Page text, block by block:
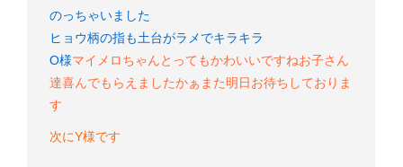
のっちゃいました
ヒョウ柄の指も土台がラメでキラキラ
O様マイメロちゃんとってもかわいいですねお子さん
達喜んでもらえましたかぁ また明日お待ちしておりま
す
次にY様です